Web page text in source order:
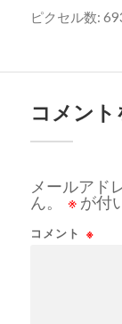
ピクセル数:
コメント
メールアド
ん。
※ が付
コメント ※